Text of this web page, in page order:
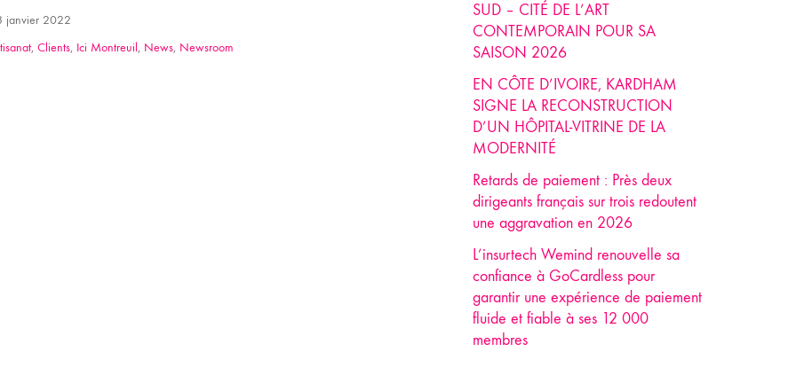
janvier 2022
,Clients, Ici Montreuil, News, Newsroom
SUD – CITÉ DE L’ART
CONTEMPORAIN POUR SA
SAISON 2026
EN CÔTE D’IVOIRE, KARDHAM
SIGNE LA RECONSTRUCTION
D’UN HÔPITAL-VITRINE DE LA
MODERNITÉ
Retards de paiement : Près deux
dirigeants français sur trois redoutent
une aggravation en 2026
L’insurtech Wemind renouvelle sa
confiance à GoCardless pour
garantir une expérience de paiement
fluide et fiable à ses 12 000
membres